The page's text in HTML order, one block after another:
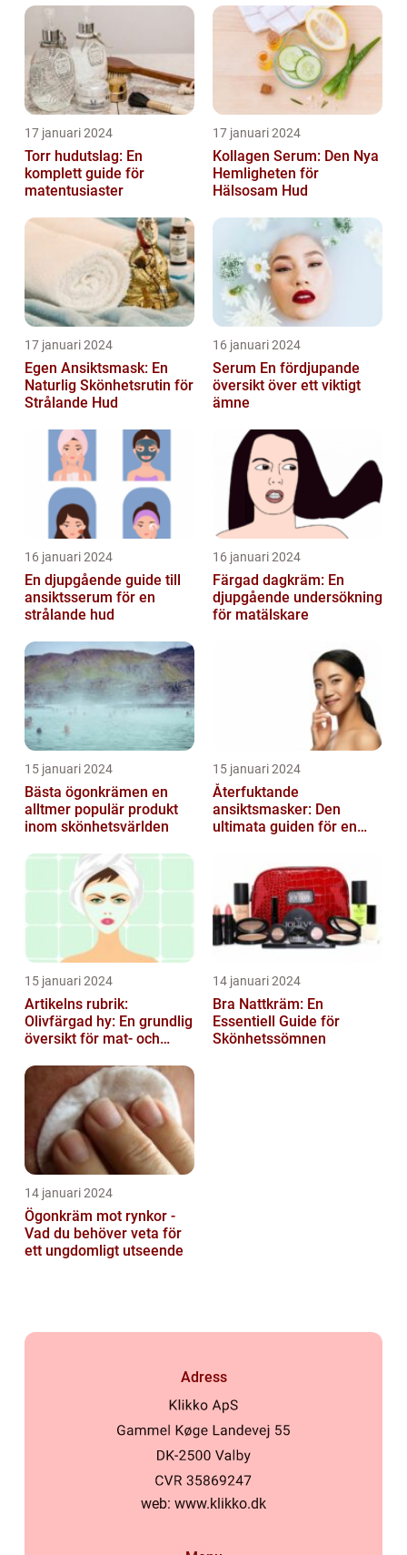
17 januari 2024
Torr hudutslag: En
komplett guide för
matentusiaster
17 januari 2024
Kollagen Serum: Den Nya
Hemligheten för
Hälsosam Hud
17 januari 2024
Egen Ansiktsmask: En
Naturlig Skönhetsrutin för
Strålande Hud
16 januari 2024
Serum En fördjupande
översikt över ett viktigt
ämne
16 januari 2024
En djupgående guide till
ansiktsserum för en
strålande hud
16 januari 2024
Färgad dagkräm: En
djupgående undersökning
för matälskare
15 januari 2024
Bästa ögonkrämen en
alltmer populär produkt
inom skönhetsvärlden
15 januari 2024
Återfuktande
ansiktsmasker: Den
ultimata guiden för en
15 januari 2024
Artikelns rubrik:
Olivfärgad hy: En grundlig
översikt för mat- och
14 januari 2024
Bra Nattkräm: En
Essentiell Guide för
Skönhetssömnen
14 januari 2024
Ögonkräm mot rynkor -
Vad du behöver veta för
ett ungdomligt utseende
Adress
web: www.klikko.dk